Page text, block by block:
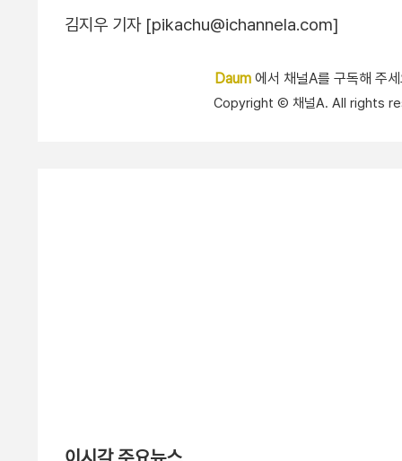
김지우 기자 [pikachu@ichannela.com]
Daum 에서 채널A를 구독해 주
Copyright Ⓒ 채널A. All rights